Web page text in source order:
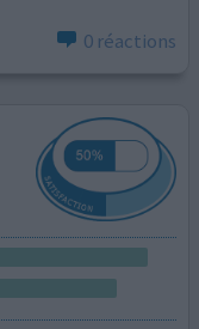
0 réactions